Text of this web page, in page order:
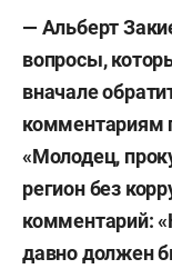
— Альберт
вопросы,
вначале
комментариям
«Молодец,
регион без
комментарий:
давно должен